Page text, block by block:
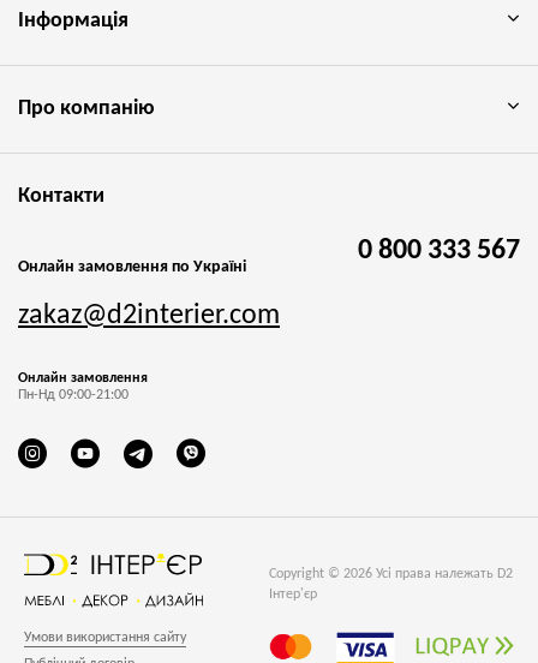
Copyright © 2026 Усі права належать D2
Інтер'єр
Умови використання сайту
Інформація
Про компанію
Контакти
Онлайн замовлення по Україні
0 800 333 567
zakaz@d2interier.com
Онлайн замовлення
Пн-Нд 09:00-21:00